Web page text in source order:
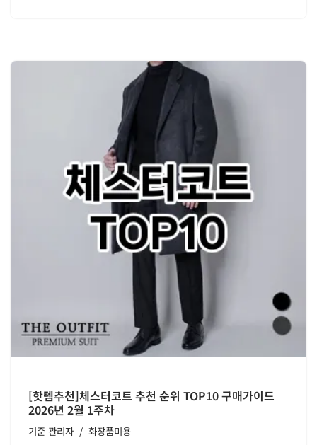
[핫템추천]체스터코트 추천 순위 TOP10 구매가이드
2026년 2월 1주차
기준 관리자 화장품미용